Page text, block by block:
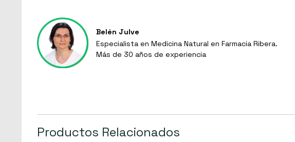
Belén Julve
Especialista en Medicina Natural en Farmacia Ribera.
Más de 30 años de experiencia
Productos Relacionados